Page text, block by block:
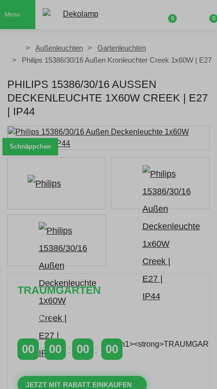
Menu
0 0
Außenleuchten
Gartenleuchten
Philips 15386/30/16 Außen Kronleuchter Creek 1x60W | E27
PHILIPS 15386/30/16 AUSSEN D
ECKENLEUCHTE 1X60W CREEK | E27 |
IP44
Schnäppchen
TRAUMGARTEN
über 400 €
00 00 00 00
JETZT MIT RABATT EINKAUFEN